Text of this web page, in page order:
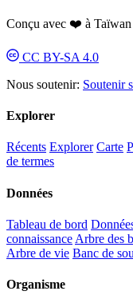
Conçu avec ❤️ à Taïwan
CC BY-SA 4.0
Nous soutenir: Soutenir
Explorer
Récents Explorer Carte
de termes
Données
Tableau de bord
connaissance Arbre des
Arbre de vie Banc de
Organisme